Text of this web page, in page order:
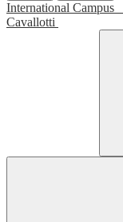
International Campus
Cavallotti